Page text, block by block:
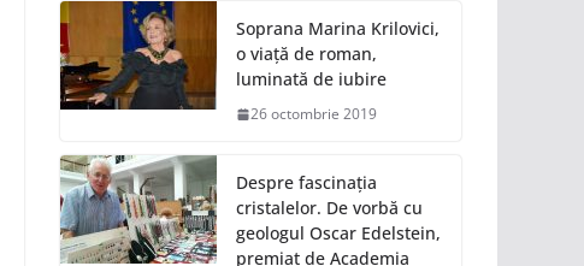
Soprana Marina Krilovici,
o viață de roman,
luminată de iubire
26 octombrie 2019
Despre fascinația
cristalelor. De vorbă cu
geologul Oscar Edelstein,
premiat de Academia